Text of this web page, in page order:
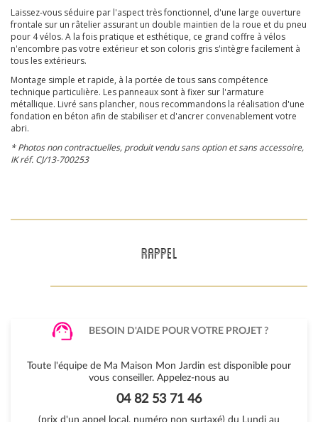
Laissez-vous séduire par l'aspect très fonctionnel, d'une large ouverture
frontale sur un râtelier assurant un double maintien de la roue et du pneu
pour 4 vélos. A la fois pratique et esthétique, ce grand coffre à vélos
n'encombre pas votre extérieur et son coloris gris s'intègre facilement à
tous les extérieurs.
Montage simple et rapide, à la portée de tous sans compétence
technique particulière. Les panneaux sont à fixer sur l'armature
métallique. Livré sans plancher, nous recommandons la réalisation d'une
fondation en béton afin de stabiliser et d'ancrer convenablement votre
abri.
* Photos non contractuelles, produit vendu sans option et sans accessoire,
IK réf. CJ/13-700253
RAPPEL
BESOIN D'AIDE POUR VOTRE PROJET ?
Toute l'équipe de Ma Maison Mon Jardin est disponible pour
vous conseiller. Appelez-nous au
04 82 53 71 46
(prix d'un appel local, numéro non surtaxé) du Lundi au